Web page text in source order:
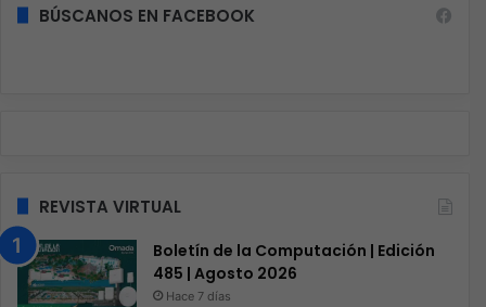
BÚSCANOS EN FACEBOOK
REVISTA VIRTUAL
Boletín de la Computación | Edición
485 | Agosto 2026
Hace 7 días